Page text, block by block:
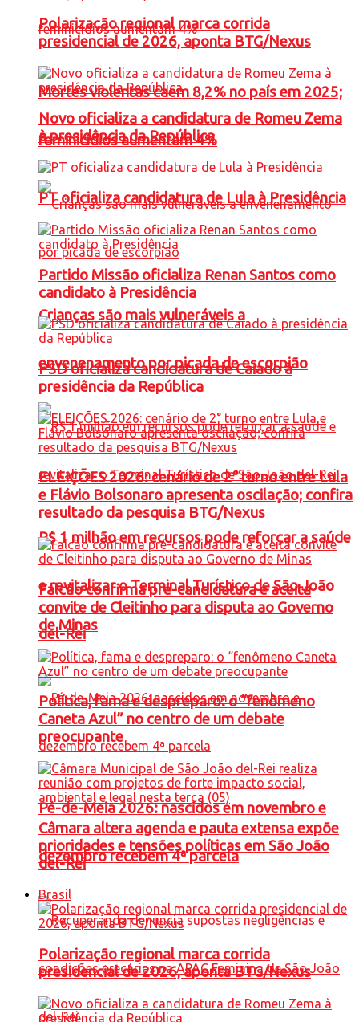
Mortes violentas caem 8,2% no país em 2025;
feminicídios aumentam 4%
Crianças são mais vulneráveis a
envenenamento por picada de escorpião
R$ 1 milhão em recursos pode reforçar a saúde
e revitalizar o Terminal Turístico de São João
del-Rei
Pé-de-Meia 2026: nascidos em novembro e
dezembro recebem 4ª parcela
Polarização regional marca corrida
presidencial de 2026, aponta BTG/Nexus
Novo oficializa a candidatura de Romeu Zema
à presidência da República
PT oficializa candidatura de Lula à Presidência
Partido Missão oficializa Renan Santos como
candidato à Presidência
PSD oficializa candidatura de Caiado à
presidência da República
ELEIÇÕES 2026: cenário de 2° turno entre Lula
e Flávio Bolsonaro apresenta oscilação; confira
resultado da pesquisa BTG/Nexus
Falcão confirma pré-candidatura e aceita
convite de Cleitinho para disputa ao Governo
de Minas
Política, fama e despreparo: o “fenômeno
Caneta Azul” no centro de um debate
preocupante
Câmara altera agenda e pauta extensa expõe
prioridades e tensões políticas em São João
del-Rei
Brasil
Polarização regional marca corrida
presidencial de 2026, aponta BTG/Nexus